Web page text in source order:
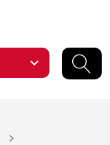
expand_more